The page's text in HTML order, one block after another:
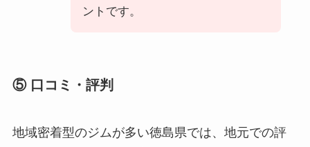
ントです。
⑤ 口コミ・評判
地域密着型のジムが多い徳島県では、地元での評